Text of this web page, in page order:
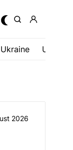
Ukrainе USA
2026